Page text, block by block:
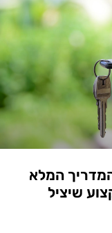
המלא
שיציל